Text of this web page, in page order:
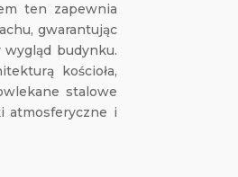
ten zapewnia
gwarantując
budynku.
kościoła,
stalowe
atmosferyczne i